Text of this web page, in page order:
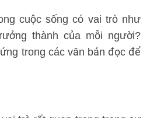
cuộc sống có vai trò như
thành của mỗi người?
trong các văn bản đọc để